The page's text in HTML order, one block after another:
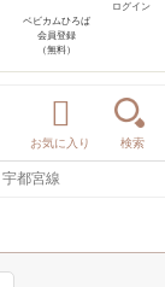
ログイン
ベビカムひろば
会員登録
（無料）
お気に入り 検索
宇都宮線